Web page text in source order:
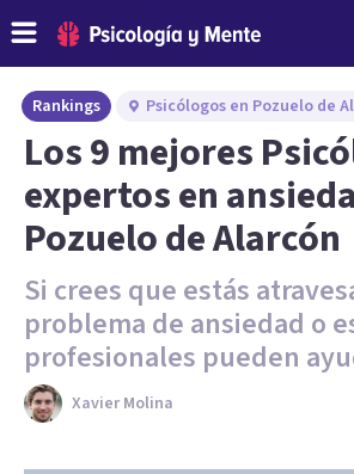
Rankings Psicólogos en Pozuelo de
Los 9 mejores
expertos en
Pozuelo de Alarcón
Si crees que estás
problema de ansiedad o
profesionales pueden
Xavier Molina